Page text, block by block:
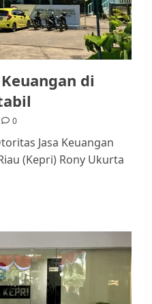
di
0
Jasa Keuangan
(Kepri) Rony Ukurta